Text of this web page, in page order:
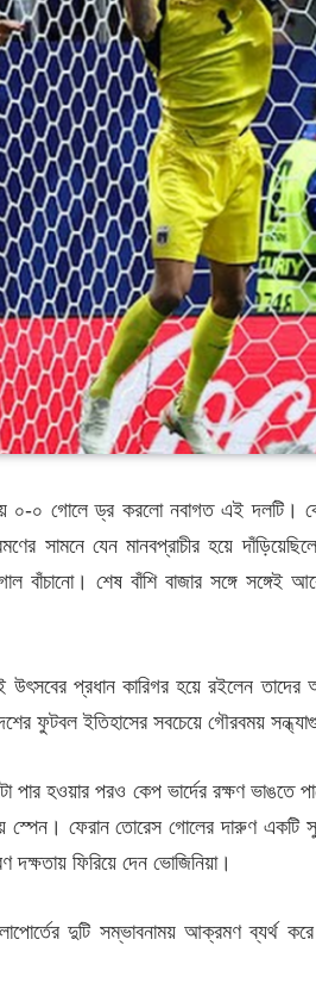
০-০ গোলে ড্র করলো নবাগত এই দলটি।
সামনে যেন মানবপ্রাচীর হয়ে
বাঁচানো। শেষ বাঁশি বাজার সঙ্গে সঙ্গেই
প্রধান কারিগর হয়ে রইলেন তাদের
ফুটবল ইতিহাসের সবচেয়ে গৌরবময়
হওয়ার পরও কেপ ভার্দের রক্ষণ ভাঙতে
স্পেন। ফেরান তোরেস গোলের দারুণ একটি
দক্ষতায় ফিরিয়ে দেন ভোজিনিয়া।
দুটি সম্ভাবনাময় আক্রমণ ব্যর্থ